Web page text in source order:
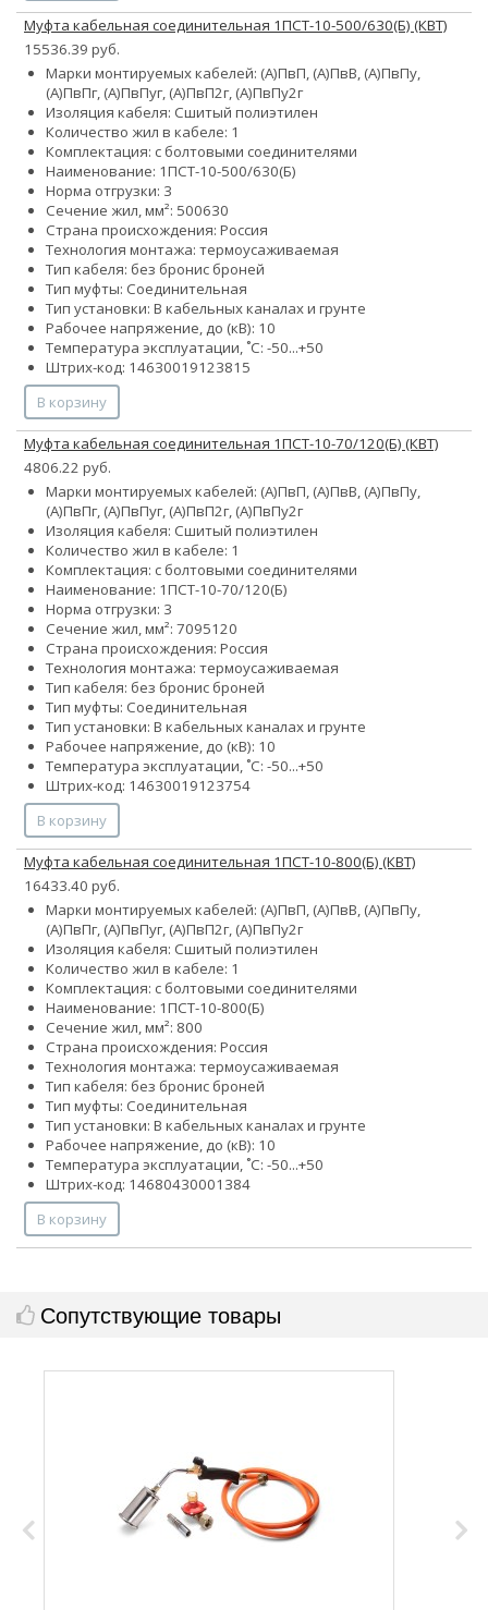
Муфта кабельная соединительная 1ПСТ-10-500/630(Б) (КВТ)
15536.39 руб.
Марки монтируемых кабелей: (А)ПвП, (А)ПвВ, (А)ПвПу,
(А)ПвПг, (А)ПвПуг, (А)ПвП2г, (А)ПвПу2г
Изоляция кабеля: Сшитый полиэтилен
Количество жил в кабеле: 1
Комплектация: с болтовыми соединителями
Наименование: 1ПCТ-10-500/630(Б)
Норма отгрузки: 3
Сечение жил, мм²: 500630
Страна происхождения: Россия
Технология монтажа: термоусаживаемая
Тип кабеля: без бронис броней
Тип муфты: Соединительная
Тип установки: В кабельных каналах и грунте
Рабочее напряжение, до (кВ): 10
Температура эксплуатации, ˚С: -50...+50
Штрих-код: 14630019123815
В корзину
Муфта кабельная соединительная 1ПСТ-10-70/120(Б) (КВТ)
4806.22 руб.
Марки монтируемых кабелей: (А)ПвП, (А)ПвВ, (А)ПвПу,
(А)ПвПг, (А)ПвПуг, (А)ПвП2г, (А)ПвПу2г
Изоляция кабеля: Сшитый полиэтилен
Количество жил в кабеле: 1
Комплектация: с болтовыми соединителями
Наименование: 1ПCТ-10-70/120(Б)
Норма отгрузки: 3
Сечение жил, мм²: 7095120
Страна происхождения: Россия
Технология монтажа: термоусаживаемая
Тип кабеля: без бронис броней
Тип муфты: Соединительная
Тип установки: В кабельных каналах и грунте
Рабочее напряжение, до (кВ): 10
Температура эксплуатации, ˚С: -50...+50
Штрих-код: 14630019123754
В корзину
Муфта кабельная соединительная 1ПСТ-10-800(Б) (КВТ)
16433.40 руб.
Марки монтируемых кабелей: (А)ПвП, (А)ПвВ, (А)ПвПу,
(А)ПвПг, (А)ПвПуг, (А)ПвП2г, (А)ПвПу2г
Изоляция кабеля: Сшитый полиэтилен
Количество жил в кабеле: 1
Комплектация: с болтовыми соединителями
Наименование: 1ПCТ-10-800(Б)
Сечение жил, мм²: 800
Страна происхождения: Россия
Технология монтажа: термоусаживаемая
Тип кабеля: без бронис броней
Тип муфты: Соединительная
Тип установки: В кабельных каналах и грунте
Рабочее напряжение, до (кВ): 10
Температура эксплуатации, ˚С: -50...+50
Штрих-код: 14680430001384
В корзину
Сопутствующие товары